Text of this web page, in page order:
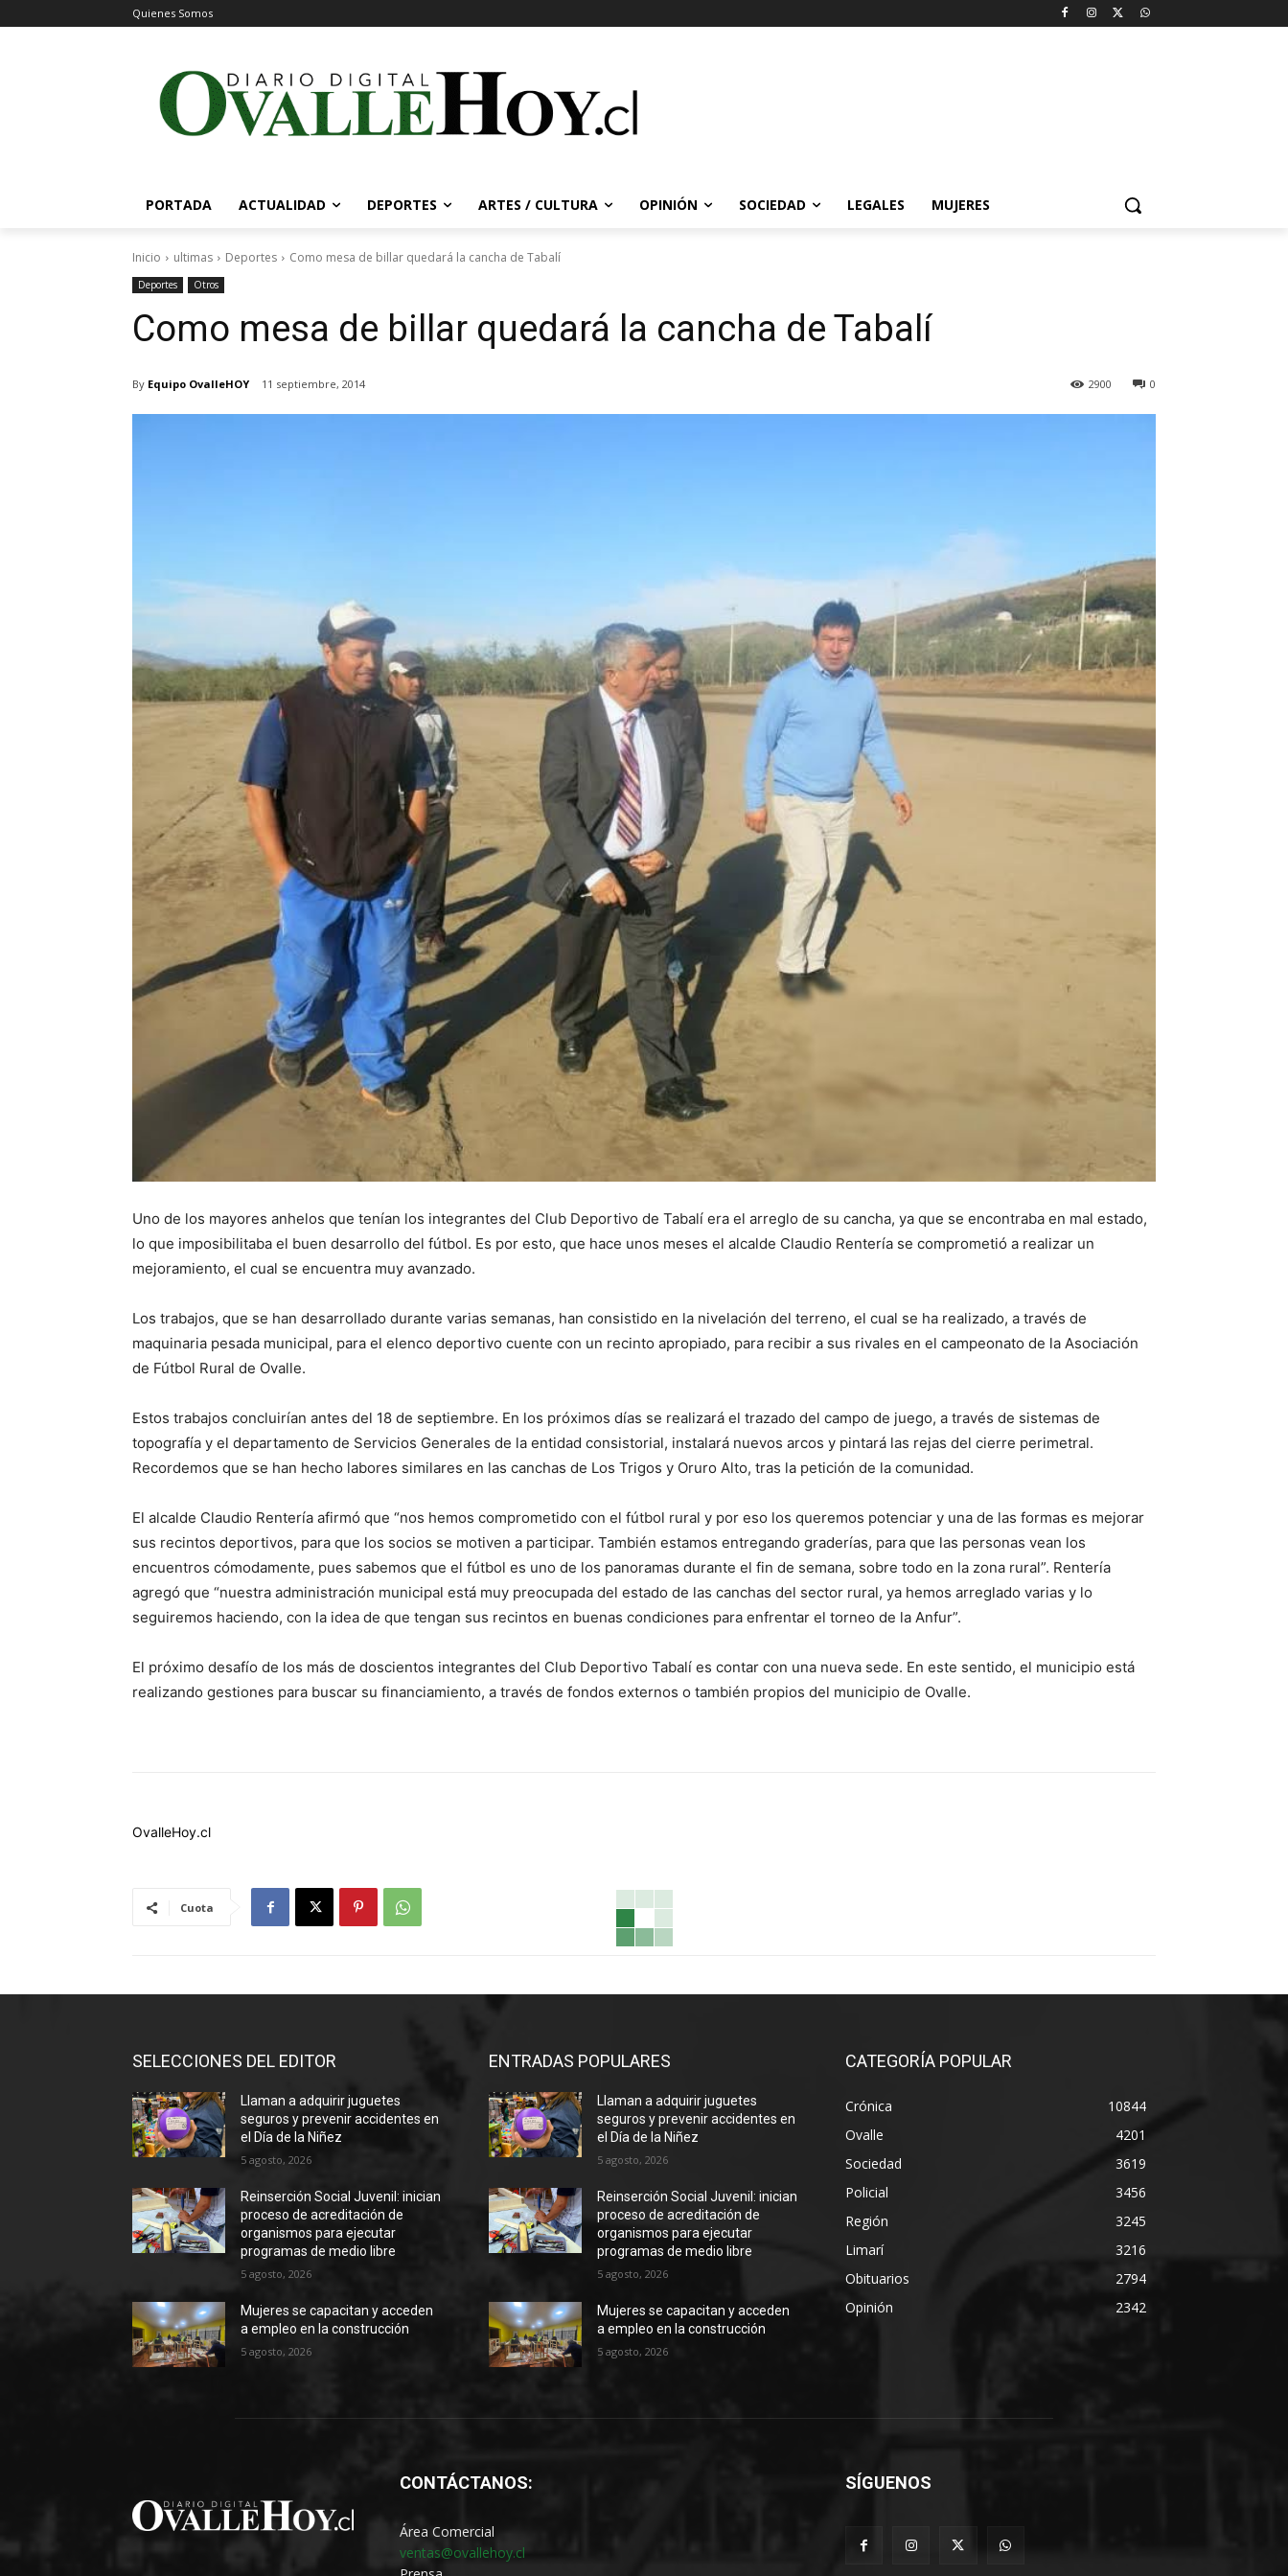
Quienes Somos
PORTADA ACTUALIDAD DEPORTES ARTES / CULTURA OPINIÓN SOCIEDAD LEGALES MUJERES
Inicio ultimas Deportes Como mesa de billar quedará la cancha de Tabalí
Deportes Otros
Como mesa de billar quedará la cancha de Tabalí
By Equipo OvalleHOY 11 septiembre, 2014 0
2900
Uno de los mayores anhelos que tenían los integrantes del Club Deportivo de Tabalí era el arreglo de su cancha, ya que se encontraba en mal estado,
lo que imposibilitaba el buen desarrollo del fútbol. Es por esto, que hace unos meses el alcalde Claudio Rentería se comprometió a realizar un
mejoramiento, el cual se encuentra muy avanzado.
Los trabajos, que se han desarrollado durante varias semanas, han consistido en la nivelación del terreno, el cual se ha realizado, a través de
maquinaria pesada municipal, para el elenco deportivo cuente con un recinto apropiado, para recibir a sus rivales en el campeonato de la Asociación
de Fútbol Rural de Ovalle.
Estos trabajos concluirían antes del 18 de septiembre. En los próximos días se realizará el trazado del campo de juego, a través de sistemas de
topografía y el departamento de Servicios Generales de la entidad consistorial, instalará nuevos arcos y pintará las rejas del cierre perimetral.
Recordemos que se han hecho labores similares en las canchas de Los Trigos y Oruro Alto, tras la petición de la comunidad.
El alcalde Claudio Rentería afirmó que “nos hemos comprometido con el fútbol rural y por eso los queremos potenciar y una de las formas es mejorar
sus recintos deportivos, para que los socios se motiven a participar. También estamos entregando graderías, para que las personas vean los
encuentros cómodamente, pues sabemos que el fútbol es uno de los panoramas durante el fin de semana, sobre todo en la zona rural”. Rentería
agregó que “nuestra administración municipal está muy preocupada del estado de las canchas del sector rural, ya hemos arreglado varias y lo
seguiremos haciendo, con la idea de que tengan sus recintos en buenas condiciones para enfrentar el torneo de la Anfur”.
El próximo desafío de los más de doscientos integrantes del Club Deportivo Tabalí es contar con una nueva sede. En este sentido, el municipio está
realizando gestiones para buscar su financiamiento, a través de fondos externos o también propios del municipio de Ovalle.
OvalleHoy.cl
Cuota
SELECCIONES DEL EDITOR
Llaman a adquirir juguetes
seguros y prevenir accidentes en
el Día de la Niñez
5 agosto, 2026
Reinserción Social Juvenil: inician
proceso de acreditación de
organismos para ejecutar
programas de medio libre
5 agosto, 2026
Mujeres se capacitan y acceden
a empleo en la construcción
5 agosto, 2026
ENTRADAS POPULARES
Llaman a adquirir juguetes
seguros y prevenir accidentes en
el Día de la Niñez
5 agosto, 2026
Reinserción Social Juvenil: inician
proceso de acreditación de
organismos para ejecutar
programas de medio libre
5 agosto, 2026
Mujeres se capacitan y acceden
a empleo en la construcción
5 agosto, 2026
CATEGORÍA POPULAR
Crónica
10844
Ovalle
4201
Sociedad
3619
Policial
3456
Región
3245
Limarí
3216
Obituarios
2794
Opinión
2342
CONTÁCTANOS:
Área Comercial
ventas@ovallehoy.cl
SÍGUENOS